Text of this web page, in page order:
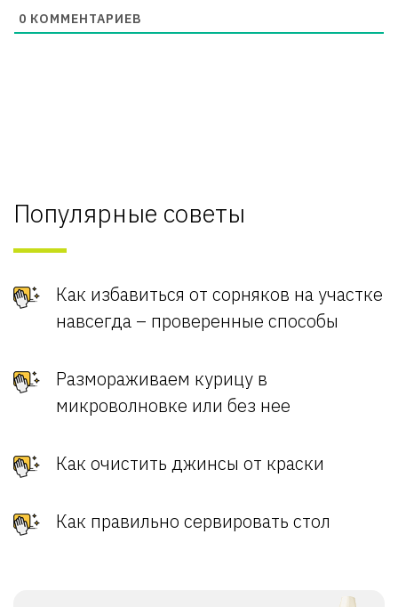
0 КОММЕНТАРИЕВ
Популярные советы
Как избавиться от сорняков на участке
навсегда – проверенные способы
Размораживаем курицу в
микроволновке или без нее
Как очистить джинсы от краски
Как правильно сервировать стол